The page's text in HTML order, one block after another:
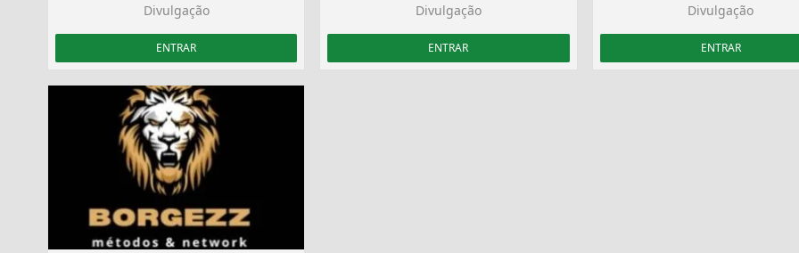
Divulgação
ENTRAR
Divulgação
ENTRAR
Divulgação
ENTRAR